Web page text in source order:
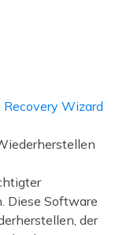
Recovery Wizard
Diese Software
der